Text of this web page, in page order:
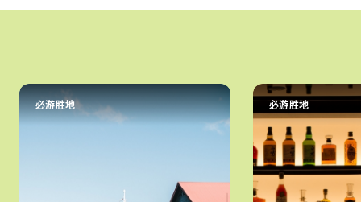
必游胜地 必游胜地